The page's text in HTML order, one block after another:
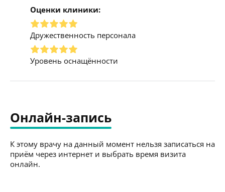
Оценки клиники:
Дружественность персонала
Уровень оснащённости
Онлайн-запись
К этому врачу на данный момент нельзя записаться на
приём через интернет и выбрать время визита
онлайн.